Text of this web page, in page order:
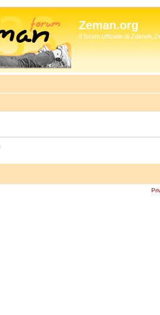
Zeman.org
Il forum ufficiale di Zdenek